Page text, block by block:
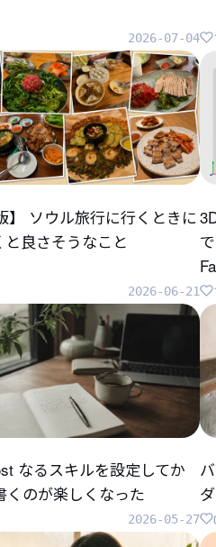
2026-07-04
】 ソウル旅行に行くときに
と良さそうなこと
2026-06-21
なるスキルを設定してか
くのが楽しくなった
2026-05-27